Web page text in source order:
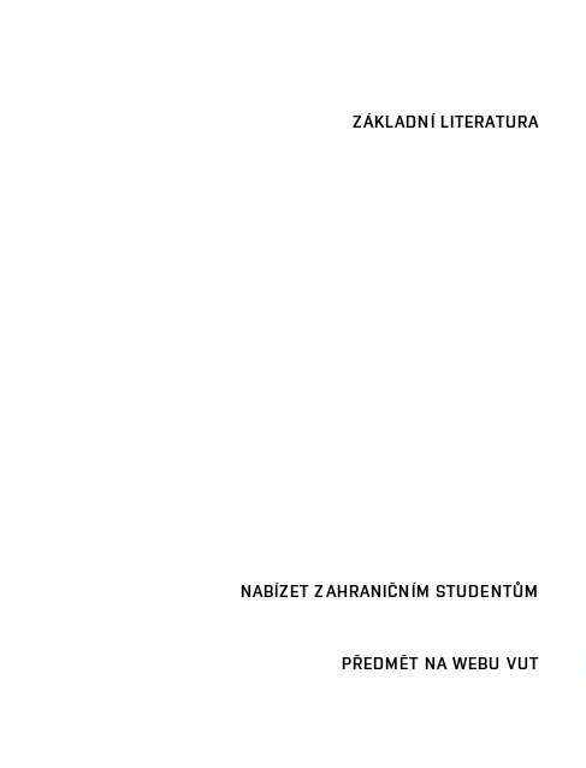
ZÁKLADNÍ LITERATURA
NABÍZET ZAHRANIČNÍM STUDENTŮM
PŘEDMĚT NA WEBU VUT